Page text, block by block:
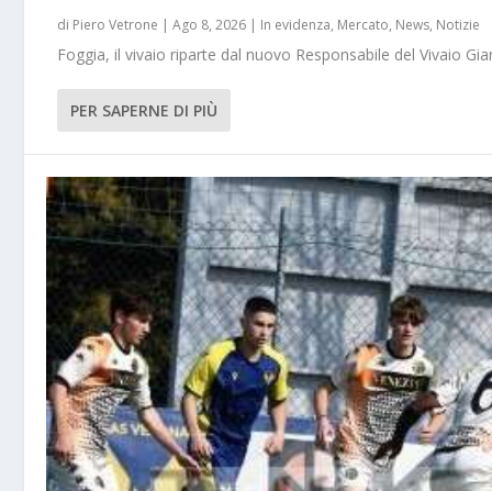
di Piero Vetrone |Ago 8, 2026 | In evidenza, Mercato, News, Notizie
Foggia, il vivaio riparte dal nuovo Responsabile del Vivaio
PER SAPERNE DI PIÙ